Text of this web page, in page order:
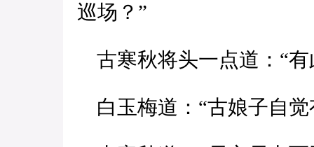
巡场？”
古寒秋将头一点道：“有
白玉梅道：“古娘子自觉